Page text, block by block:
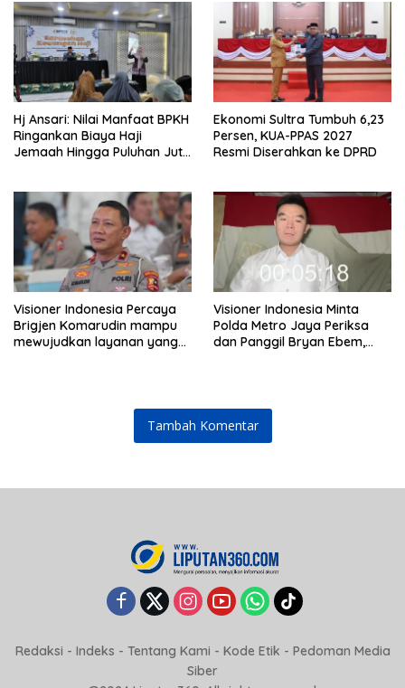
Hj Ansari: Nilai Manfaat BPKH
Ringankan Biaya Haji
Jemaah Hingga Puluhan Juta
Ekonomi Sultra Tumbuh 6,23
Persen, KUA-PPAS 2027
Resmi Diserahkan ke DPRD
Visioner Indonesia Percaya
Brigjen Komarudin mampu
mewujudkan layanan yang
Visioner Indonesia Minta
Polda Metro Jaya Periksa
dan Panggil Bryan Ebem,
Tambah Komentar
Redaksi - Indeks - Tentang Kami - Kode Etik - Pedoman Media
Siber